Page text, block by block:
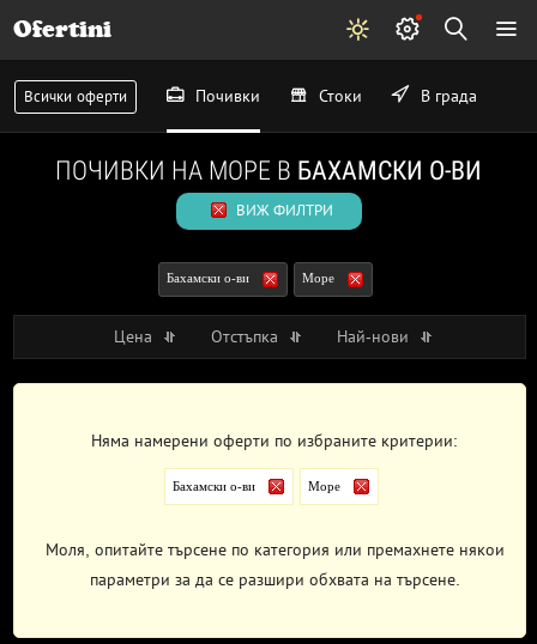
Ofertini
Всички оферти Почивки Стоки В града
ПОЧИВКИ НА МОРЕ В БАХАМСКИ О-ВИ
ВИЖ ФИЛТРИ
Бахамски о-ви Море
Цена Отстъпка Най-нови
Няма намерени оферти по избраните критерии:
Бахамски о-ви Море
Моля, опитайте търсене по категория или премахнете някои
параметри за да се разшири обхвата на търсене.